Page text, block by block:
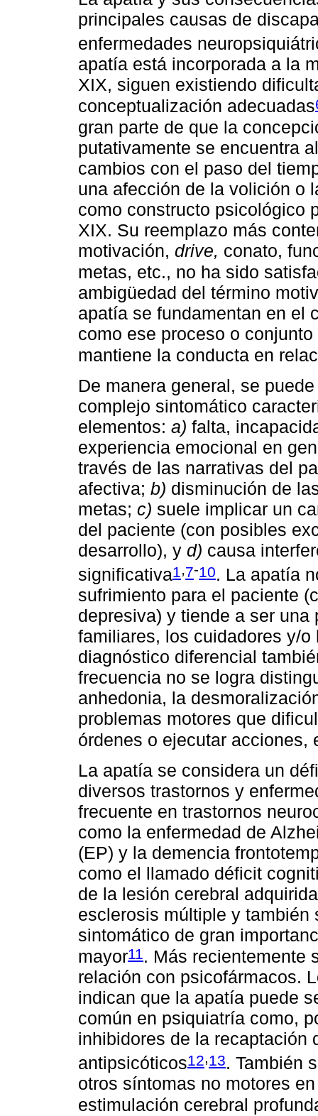
principales causas de
enfermedades
apatía está incorporada a la
XIX, siguen existiendo
conceptualización adecuadas
gran parte de que la
putativamente se encuentra
cambios con el paso del
una afección de la volición o
como constructo psicológico
XIX. Su reemplazo más
motivación, drive, conato,
metas, etc., no ha sido
ambigüedad del término
apatía se fundamentan en el
como ese proceso o
mantiene la conducta en
De manera general, se
complejo sintomático
elementos: a) falta,
experiencia emocional en
través de las narrativas del
afectiva; b) disminución de
metas; c) suele implicar un
del paciente (con posibles
desarrollo), y d) causa
significativa1,7-10. La apatía
sufrimiento para el paciente
depresiva) y tiende a ser
familiares, los cuidadores y/
diagnóstico diferencial
frecuencia no se logra
anhedonia, la
problemas motores que
órdenes o ejecutar acciones,
La apatía se considera un
diversos trastornos y
frecuente en trastornos
como la enfermedad de
(EP) y la demencia
como el llamado déficit
de la lesión cerebral
esclerosis múltiple y también
sintomático de gran
mayor11. Más recientemente
relación con psicofármacos.
indican que la apatía puede
común en psiquiatría como,
inhibidores de la recaptación
antipsicóticos12,13. También
otros síntomas no motores
estimulación cerebral